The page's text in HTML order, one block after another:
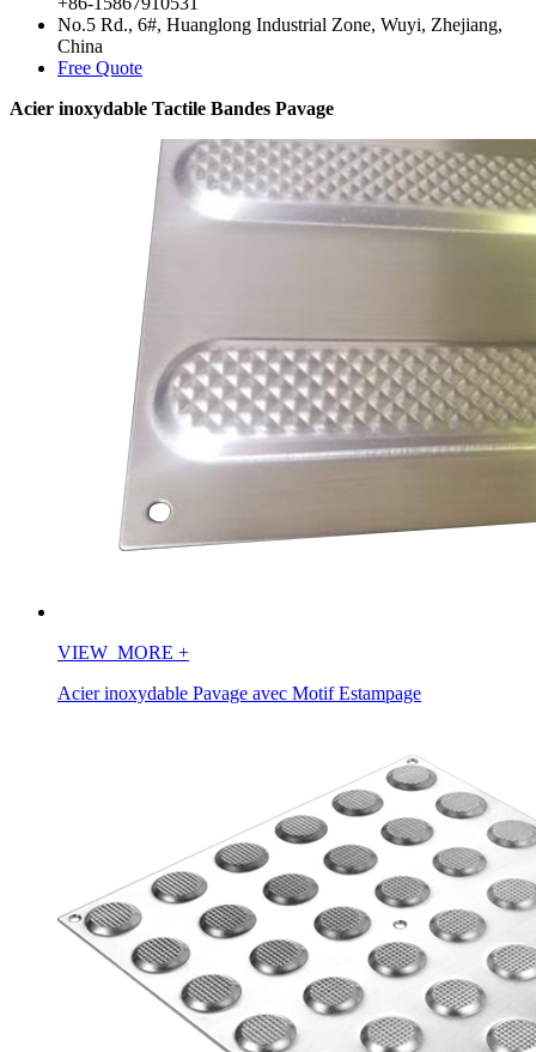
No.5 Rd., 6#, Huanglong Industrial Zone, Wuyi, Zhejiang,
China
Free Quote
Acier inoxydable Tactile Bandes Pavage
VIEW_MORE +
Acier inoxydable Pavage avec Motif Estampage